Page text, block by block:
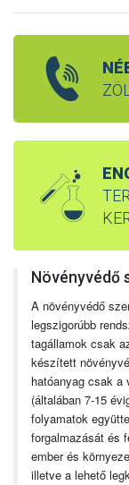
Növényvédő
A növényvédő
legszigorúbb
tagállamok csak
készített
hatóanyag csak a
(általában 7-15
folyamatok
forgalmazását és
ember és
illetve a lehető